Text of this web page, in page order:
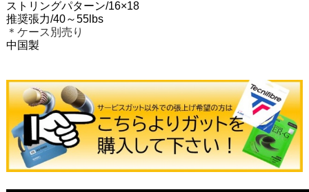
ストリングパターン/16×18
推奨張力/40～55lbs
＊ケース別売り
中国製